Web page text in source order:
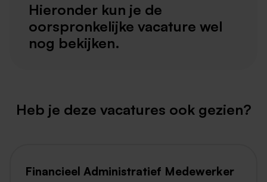
Hieronder kun je de
oorspronkelijke vacature wel
nog bekijken.
Heb je deze vacatures ook gezien?
Financieel Administratief Medewerker